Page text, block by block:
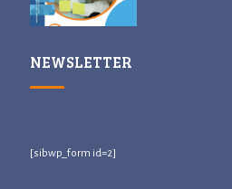
NEWSLETTER
[sibwp_form id=2]